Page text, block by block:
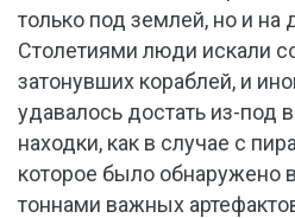
только под землей, но и на
Столетиями люди искали
затонувших кораблей, и
удавалось достать из-под
находки, как в случае с
которое было обнаружено
тоннами важных